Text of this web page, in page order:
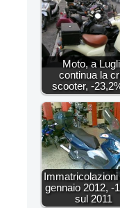
Moto, a
continua la
scooter, -
gennaio 2012, -
sul 2011